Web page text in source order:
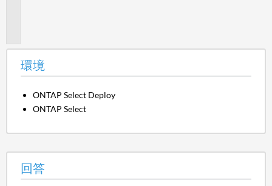
環境
ONTAP Select Deploy
ONTAP Select
回答